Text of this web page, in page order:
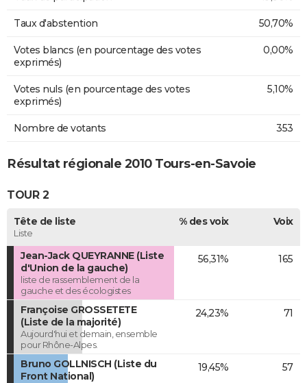
Taux d'abstention 50,70%
Votes blancs (en pourcentage des votes
exprimés)
0,00%
Votes nuls (en pourcentage des votes
exprimés)
5,10%
Nombre de votants 353
Résultat régionale 2010 Tours-en-Savoie
TOUR 2
Tête de liste
Liste
% des voix Voix
Jean-Jack QUEYRANNE (Liste
d'Union de la gauche)
liste de rassemblement de la
gauche et des écologistes
56,31% 165
Françoise GROSSETETE
(Liste de la majorité)
Aujourd'hui et demain, ensemble
pour Rhône-Alpes.
24,23% 71
Bruno GOLLNISCH (Liste du
Front National)
19,45% 57